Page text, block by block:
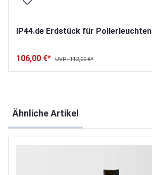
IP44.de Erdstück für Pollerleuchten
106,00 €* UVP: 112,00 €*
Ähnliche Artikel